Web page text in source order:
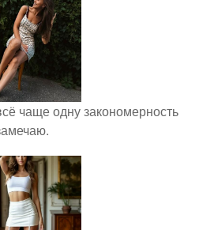
чаще одну закономерность